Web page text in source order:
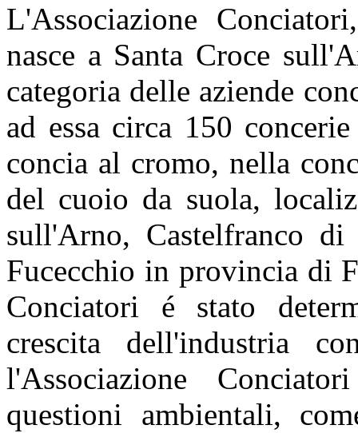
L'Associazione
nasce a Santa Croce
categoria delle aziende
ad essa circa 150
concia al cromo, nella
del cuoio da suola,
sull'Arno, Castelfranco
Fucecchio in provincia di
Conciatori é stato
crescita dell'industria
l'Associazione
questioni ambientali,